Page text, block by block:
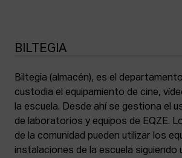
BILTEGIA
Biltegia (almacén), es el
custodia el equipamiento de cine,
la escuela. Desde ahí se gestiona el
de laboratorios y equipos de EQZE.
de la comunidad pueden utilizar los
instalaciones de la escuela siguiendo